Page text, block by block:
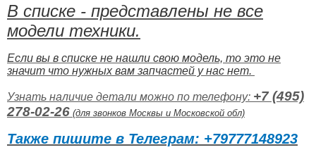
В списке - представлены не все
модели техники.
Если вы в списке не нашли свою модель, то это не
значит что нужных вам запчастей у нас нет.
Узнать наличие детали можно по телефону: +7 (495)
278-02-26 (для звонков Москвы и Московской обл)
Также пишите в Телеграм: +79777148923